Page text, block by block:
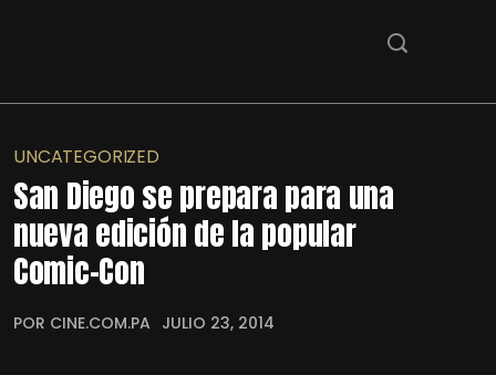
UNCATEGORIZED
San Diego se prepara para una
nueva edición de la popular
Comic-Con
POR CINE.COM.PA JULIO 23, 2014